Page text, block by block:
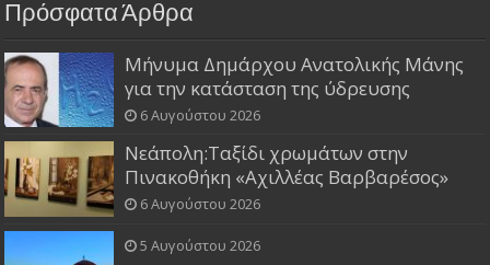
Πρόσφατα Άρθρα
Μήνυμα Δημάρχου Ανατολικής Μάνης
για την κατάσταση της ύδρευσης
6 Αυγούστου 2026
Νεάπολη:Ταξίδι χρωμάτων στην
Πινακοθήκη «Αχιλλέας Βαρβαρέσος»
6 Αυγούστου 2026
5 Αυγούστου 2026